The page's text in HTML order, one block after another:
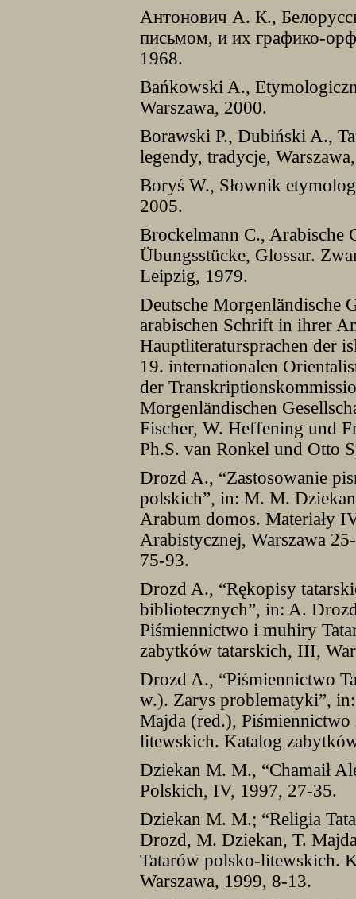
Антонович А. К.,
письмом, и их графико-
1968.
Bańkowski A.,
Warszawa, 2000.
Borawski P., Dubiński A.,
legendy, tradycje,
Boryś W., Słownik
2005.
Brockelmann C., Arabische
Übungsstücke, Glossar.
Leipzig, 1979.
Deutsche Morgenländische
arabischen Schrift in ihrer
Hauptliteratursprachen der
19. internationalen
der
Morgenländischen
Fischer, W. Heffening und
Ph.S. van Ronkel und Otto
Drozd A., “Zastosowanie
polskich”, in: M. M.
Arabum domos. Materiały
Arabistycznej, Warszawa
75-93.
Drozd A., “Rękopisy
bibliotecznych”, in: A.
Piśmiennictwo i muhiry
zabytków tatarskich, III,
Drozd A., “Piśmiennictwo
w.). Zarys problematyki”,
Majda (red.),
litewskich. Katalog
Dziekan M. M., “Chamaił
Polskich, IV, 1997, 27-35.
Dziekan M. M.; “Religia
Drozd, M. Dziekan, T.
Tatarów polsko-litewskich.
Warszawa, 1999, 8-13.